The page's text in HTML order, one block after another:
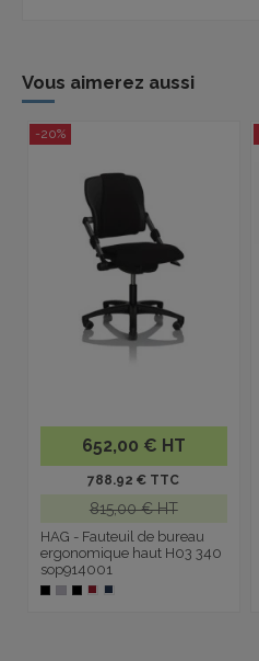
Vous aimerez aussi
-20%
652,00 € HT
788.92 € TTC
815,00 € HT
HAG - Fauteuil de bureau
ergonomique haut H03 340
sop914001